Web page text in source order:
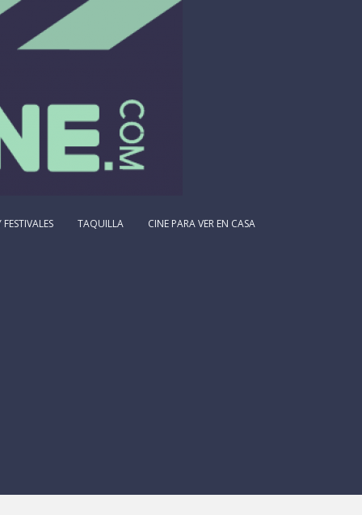
TAQUILLA CINE PARA VER EN CASA